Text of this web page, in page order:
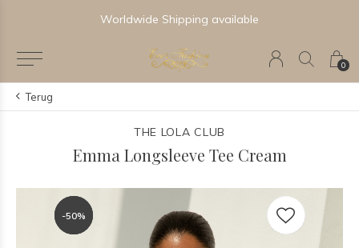
0
Worldwide Shipping available
Terug
THE LOLA CLUB
Emma Longsleeve Tee Cream
-50%
-50%
-50%